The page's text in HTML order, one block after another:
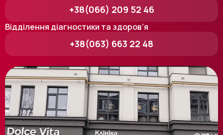
+38(066) 209 52 46
Відділення діагностики та здоров’я
+38(063) 663 22 48